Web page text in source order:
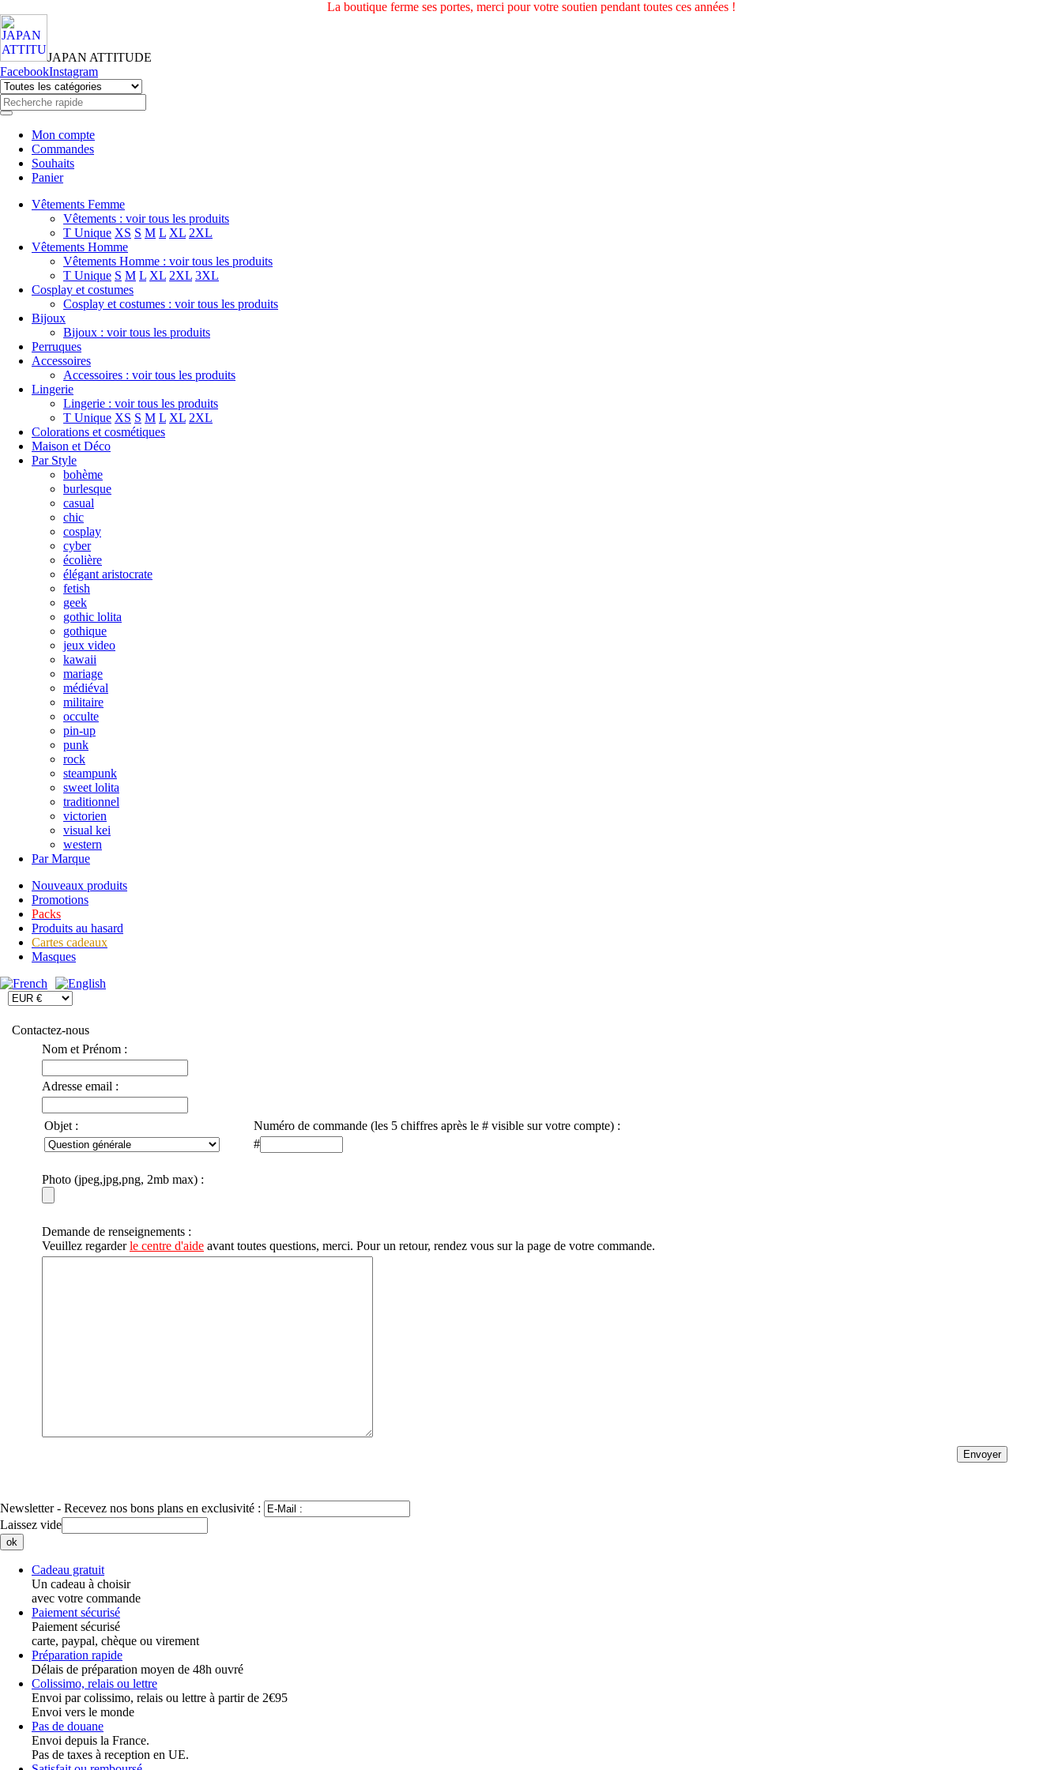
La boutique ferme ses portes, merci pour votre soutien pendant toutes ces années !
JAPAN ATTITUDE
FacebookInstagram
Mon compte
Commandes
Souhaits
Panier
Vêtements Femme
Vêtements : voir tous les produits
T Unique XS S M L XL 2XL
Vêtements Homme
Vêtements Homme : voir tous les produits
T Unique S M L XL 2XL 3XL
Cosplay et costumes
Cosplay et costumes : voir tous les produits
Bijoux
Bijoux : voir tous les produits
Perruques
Accessoires
Accessoires : voir tous les produits
Lingerie
Lingerie : voir tous les produits
T Unique XS S M L XL 2XL
Colorations et cosmétiques
Maison et Déco
Par Style
bohème
burlesque
casual
chic
cosplay
cyber
écolière
élégant aristocrate
fetish
geek
gothic lolita
gothique
jeux video
kawaii
mariage
médiéval
militaire
occulte
pin-up
punk
rock
steampunk
sweet lolita
traditionnel
victorien
visual kei
western
Par Marque
Nouveaux produits
Promotions
Packs
Produits au hasard
Cartes cadeaux
Masques
Contactez-nous
Nom et Prénom :
Adresse email :
Objet :
Numéro de commande (les 5 chiffres après le # visible sur votre compte) :
#
Photo (jpeg,jpg,png, 2mb max) :
Demande de renseignements :
Veuillez regarderle centre d'aide avant toutes questions, merci. Pour un retour, rendez vous sur la page de votre commande.
Newsletter- Recevez nos bons plans en exclusivité :
Laissez vide
Cadeau gratuit
Un cadeau à choisir
avec votre commande
Paiement sécurisé
Paiement sécurisé
carte, paypal, chèque ou virement
Préparation rapide
Délais de préparation moyen de 48h ouvré
Colissimo, relais ou lettre
Envoi par colissimo, relais ou lettre à partir de 2€95
Envoi vers le monde
Pas de douane
Envoi depuis la France.
Pas de taxes à reception en UE.